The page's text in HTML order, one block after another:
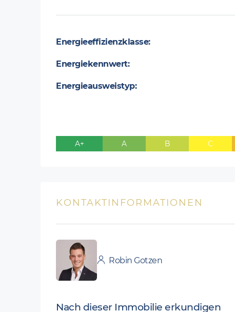
Energieeffizienzklasse:
Energiekennwert:
Energieausweistyp:
A+ A B C
KONTAKTINFORMATIONEN
Robin Gotzen
Nach dieser Immobilie erkundigen